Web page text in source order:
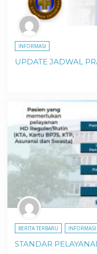
INFORMASI
UPDATE JADWAL
BERITA TERBARU INFORMASI
STANDAR